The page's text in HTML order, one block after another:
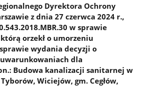
Dyrektora Ochrony
z dnia 27 czerwca 2024 r.,
w sprawie
orzekł o umorzeniu
wydania decyzji o
dla
Budowa kanalizacji sanitarnej w
Wiciejów, gm. Cegłów,